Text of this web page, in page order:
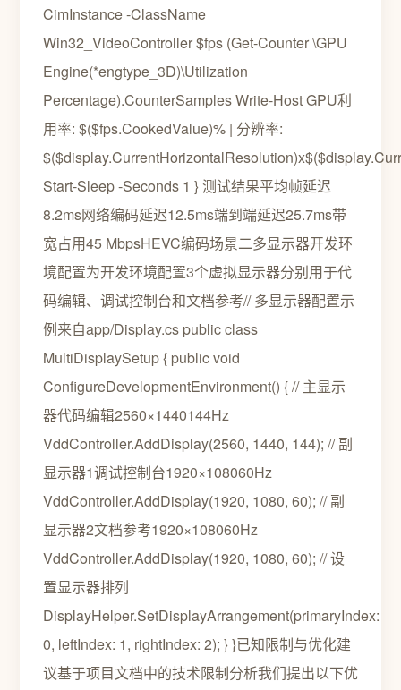
CimInstance -ClassName
Win32_VideoController $fps (Get-Counter \GPU
Engine(*engtype_3D)\Utilization
Percentage).CounterSamples Write-Host GPU利
用率: $($fps.CookedValue)% | 分辨率:
Start-Sleep -Seconds 1 } 测试结果平均帧延迟
8.2ms网络编码延迟12.5ms端到端延迟25.7ms带
宽占用45 MbpsHEVC编码场景二多显示器开发环
境配置为开发环境配置3个虚拟显示器分别用于代
码编辑、调试控制台和文档参考// 多显示器配置示
例来自app/Display.cs public class
MultiDisplaySetup { public void
ConfigureDevelopmentEnvironment() { // 主显示
器代码编辑2560×1440144Hz
VddController.AddDisplay(2560, 1440, 144); // 副
显示器1调试控制台1920×108060Hz
VddController.AddDisplay(1920, 1080, 60); // 副
显示器2文档参考1920×108060Hz
VddController.AddDisplay(1920, 1080, 60); // 设
置显示器排列
DisplayHelper.SetDisplayArrangement(primaryIndex:
0, leftIndex: 1, rightIndex: 2); } }已知限制与优化建
议基于项目文档中的技术限制分析我们提出以下优